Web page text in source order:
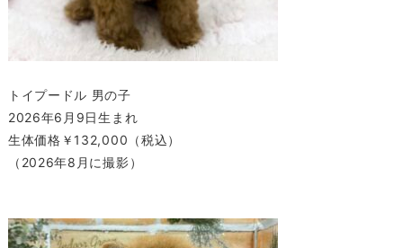
トイプードル 男の子
2026年6月9日生まれ
生体価格￥132,000（税込）
（2026年8月に撮影）